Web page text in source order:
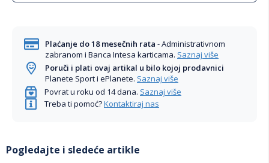
Plaćanje do 18 mesečnih rata - Administrativnom
zabranom i Banca Intesa karticama. Saznaj više
Poruči i plati ovaj artikal u bilo kojoj prodavnici
Planete Sport i ePlanete. Saznaj više
Povrat u roku od 14 dana. Saznaj više
Treba ti pomoć?Kontaktiraj nas
Pogledajte i sledeće artikle